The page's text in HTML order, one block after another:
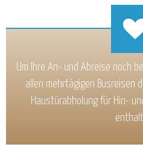
Um Ihre An- und Abreise noch
allen mehrtägigen Busreisen
Haustürabholung für Hin-